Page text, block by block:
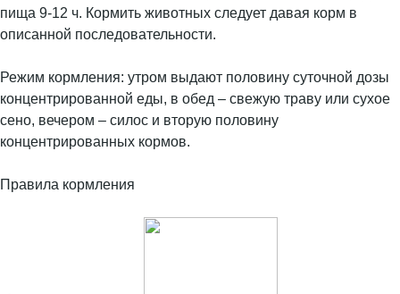
пища 9-12 ч. Кормить животных следует давая корм в
описанной последовательности.
Режим кормления: утром выдают половину суточной дозы
концентрированной еды, в обед – свежую траву или сухое
сено, вечером – силос и вторую половину
концентрированных кормов.
Правила кормления